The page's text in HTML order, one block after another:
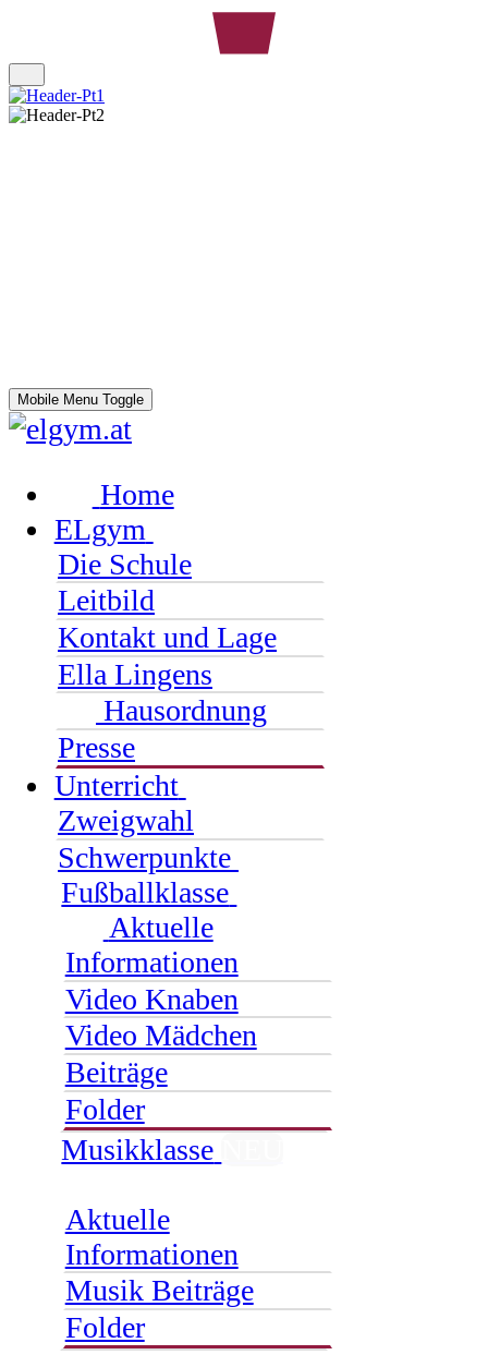
Mobile Menu Toggle
Home
ELgym
Die Schule
Leitbild
Kontakt und Lage
Ella Lingens
Hausordnung
Presse
Unterricht
Zweigwahl
Schwerpunkte
Fußballklasse
Aktuelle
Informationen
Video Knaben
Video Mädchen
Beiträge
Folder
Musikklasse
Aktuelle
Informationen
Musik Beiträge
Folder